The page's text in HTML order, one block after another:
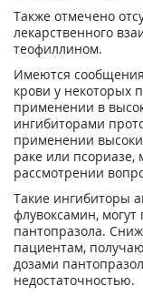
Также отмечено
лекарственного
теофиллином.
Имеются
крови у некоторых
применении в
ингибиторами
применении
раке или псориазе,
рассмотрении
Такие ингибиторы
флувоксамин,
пантопразола.
пациентам,
дозами
недостаточностью.